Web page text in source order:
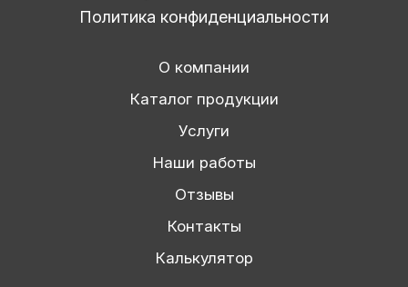
Политика конфиденциальности
О компании
Каталог продукции
Услуги
Наши работы
Отзывы
Контакты
Калькулятор